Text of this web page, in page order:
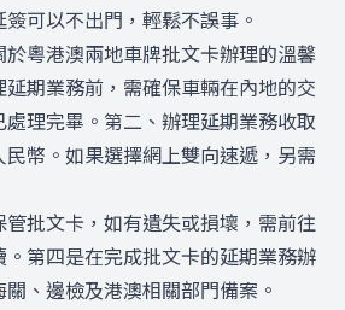
可以不出門，輕鬆不誤事。
粵港澳兩地車牌批文卡辦理的溫馨
期業務前，需確保車輛在內地的交
處理完畢。第二、辦理延期業務收取
幣。如果選擇網上雙向速遞，另需
管批文卡，如有遺失或損壞，需前往
。第四是在完成批文卡的延期業務辦
、邊檢及港澳相關部門備案。